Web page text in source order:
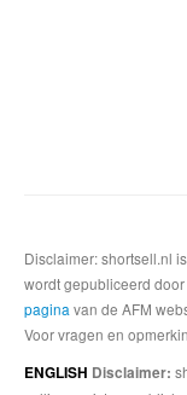
Disclaimer: shortsell.nl
wordt gepubliceerd
pagina van de AFM
Voor vragen en
ENGLISH Disclaimer: